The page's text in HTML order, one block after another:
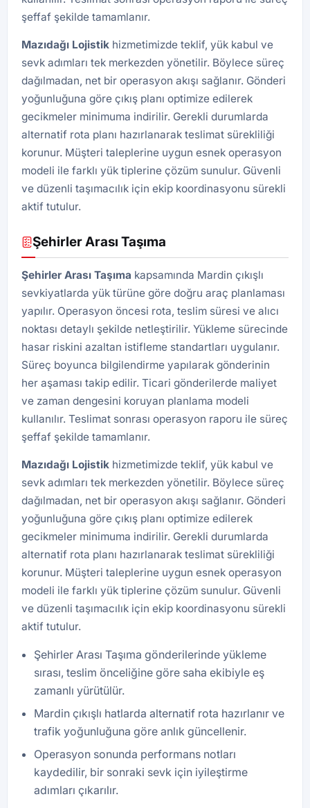
şeffaf şekilde tamamlanır.
Mazıdağı Lojistik hizmetimizde teklif, yük kabul ve
sevk adımları tek merkezden yönetilir. Böylece süreç
dağılmadan, net bir operasyon akışı sağlanır. Gönderi
yoğunluğuna göre çıkış planı optimize edilerek
gecikmeler minimuma indirilir. Gerekli durumlarda
alternatif rota planı hazırlanarak teslimat sürekliliği
korunur. Müşteri taleplerine uygun esnek operasyon
modeli ile farklı yük tiplerine çözüm sunulur. Güvenli
ve düzenli taşımacılık için ekip koordinasyonu sürekli
aktif tutulur.
Şehirler Arası Taşıma
Şehirler Arası Taşıma kapsamında Mardin çıkışlı
sevkiyatlarda yük türüne göre doğru araç planlaması
yapılır. Operasyon öncesi rota, teslim süresi ve alıcı
noktası detaylı şekilde netleştirilir. Yükleme sürecinde
hasar riskini azaltan istifleme standartları uygulanır.
Süreç boyunca bilgilendirme yapılarak gönderinin
her aşaması takip edilir. Ticari gönderilerde maliyet
ve zaman dengesini koruyan planlama modeli
kullanılır. Teslimat sonrası operasyon raporu ile süreç
şeffaf şekilde tamamlanır.
Mazıdağı Lojistik hizmetimizde teklif, yük kabul ve
sevk adımları tek merkezden yönetilir. Böylece süreç
dağılmadan, net bir operasyon akışı sağlanır. Gönderi
yoğunluğuna göre çıkış planı optimize edilerek
gecikmeler minimuma indirilir. Gerekli durumlarda
alternatif rota planı hazırlanarak teslimat sürekliliği
korunur. Müşteri taleplerine uygun esnek operasyon
modeli ile farklı yük tiplerine çözüm sunulur. Güvenli
ve düzenli taşımacılık için ekip koordinasyonu sürekli
aktif tutulur.
Şehirler Arası Taşıma gönderilerinde yükleme
sırası, teslim önceliğine göre saha ekibiyle eş
zamanlı yürütülür.
Mardin çıkışlı hatlarda alternatif rota hazırlanır ve
trafik yoğunluğuna göre anlık güncellenir.
Operasyon sonunda performans notları
kaydedilir, bir sonraki sevk için iyileştirme
adımları çıkarılır.